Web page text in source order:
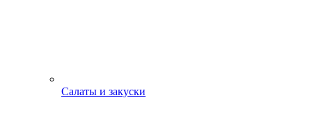
Салаты и закуски